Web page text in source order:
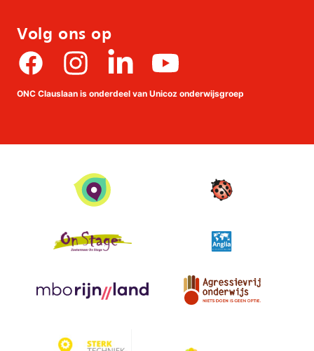
Volg ons op
FacebookInstagramlinkedinYoutube
ONC Clauslaan is onderdeel van Unicoz onderwijsgroep